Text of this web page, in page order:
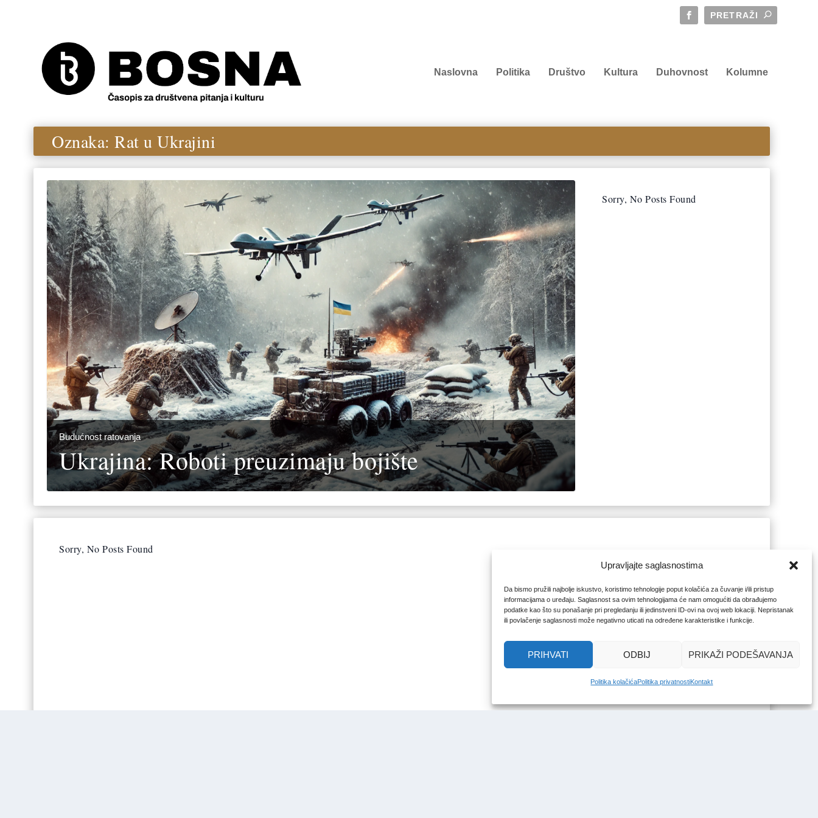
Upravljajte saglasnostima
Da bismo pružili najbolje iskustvo, koristimo tehnologije poput kolačića za čuvanje i/ili pristup
informacijama o uređaju. Saglasnost sa ovim tehnologijama će nam omogućiti da obrađujemo
podatke kao što su ponašanje pri pregledanju ili jedinstveni ID-ovi na ovoj web lokaciji. Nepristanak
ili povlačenje saglasnosti može negativno uticati na određene karakteristike i funkcije.
PRIHVATI ODBIJ PRIKAŽI PODEŠAVANJA
Politika kolačićaPolitika privatnostiKontakt
Naslovna Politika Društvo Kultura Duhovnost Kolumne
Oznaka:Rat u Ukrajini
Budućnost ratovanja
Ukrajina: Roboti preuzimaju bojište
Sorry, No Posts Found
Sorry, No Posts Found